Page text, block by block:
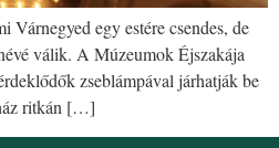
Várnegyed egy estére csendes, de
válik. A Múzeumok Éjszakája
zseblámpával járhatják be
ritkán […]